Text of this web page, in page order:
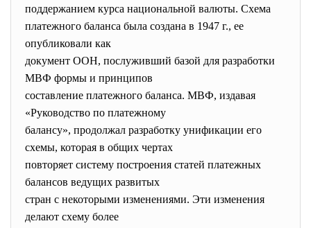
поддержанием курса национальной валюты. Схема
платежного баланса была создана в 1947 г., ее
опубликовали как
документ ООН, послуживший базой для разработки
МВФ формы и принципов
составление платежного баланса. МВФ, издавая
«Руководство по платежному
балансу», продолжал разработку унификации его
схемы, которая в общих чертах
повторяет систему построения статей платежных
балансов ведущих развитых
стран с некоторыми изменениями. Эти изменения
делают схему более